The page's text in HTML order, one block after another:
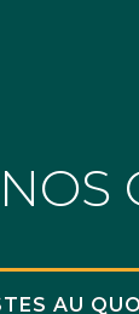
AU